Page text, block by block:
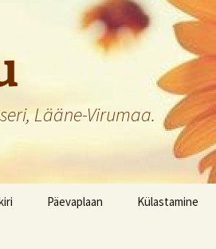
Lääne-Virumaa.
Päevaplaan Külastamine